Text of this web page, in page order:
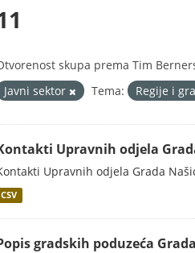
skupa prema Tim
Javni sektor
Tema: Regije i
Upravnih odjela
Upravnih odjela Grada
CSV
gradskih poduzeća